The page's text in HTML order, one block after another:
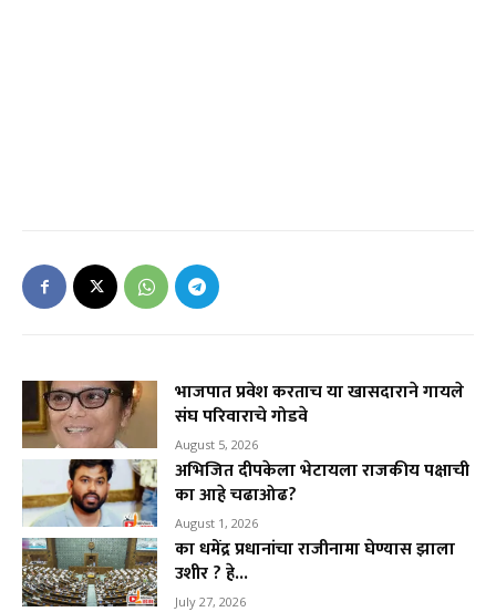
भाजपात प्रवेश करताच या खासदाराने गायले
संघ परिवाराचे गोडवे
August 5, 2026
अभिजित दीपकेला भेटायला राजकीय पक्षाची
का आहे चढाओढ?
August 1, 2026
का धमेंद्र प्रधानांचा राजीनामा घेण्यास झाला
उशीर ? हे...
July 27, 2026